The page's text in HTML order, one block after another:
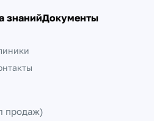
знанийДокументы
продаж)